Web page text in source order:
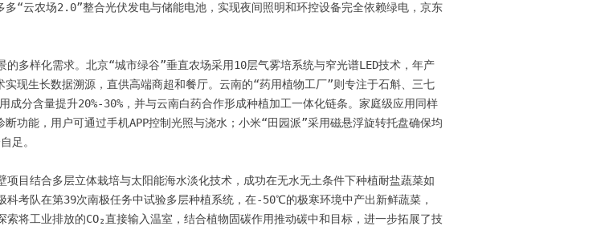
多“云农场2.0”整合光伏发电与储能电池，实现夜间照明和环控设备完全依赖绿电，京东
多样化需求。北京“城市绿谷”垂直农场采用10层气雾培系统与窄光谱LED技术，年产
现生长数据溯源，直供高端商超和餐厅。云南的“药用植物工厂”则专注于石斛、三七
成分含量提升20%-30%，并与云南白药合作形成种植加工一体化链条。家庭级应用同样
功能，用户可通过手机APP控制光照与浇水；小米“田园派”采用磁悬浮旋转托盘确保均
足。
目结合多层立体栽培与太阳能海水淡化技术，成功在无水无土条件下种植耐盐蔬菜如
考队在第39次南极任务中试验多层种植系统，在-50℃的极寒环境中产出新鲜蔬菜，
将工业排放的CO₂直接输入温室，结合植物固碳作用推动碳中和目标，进一步拓展了技